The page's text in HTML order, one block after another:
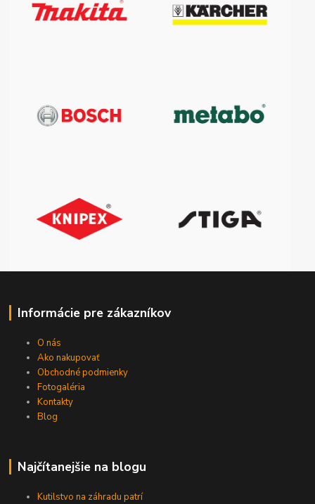
Informácie pre zákazníkov
O nás
Ako nakupovať
Obchodné podmienky
Fotogaléria
Kontakty
Blog
Najčítanejšie na blogu
Kutilstvo na záhradu patrí